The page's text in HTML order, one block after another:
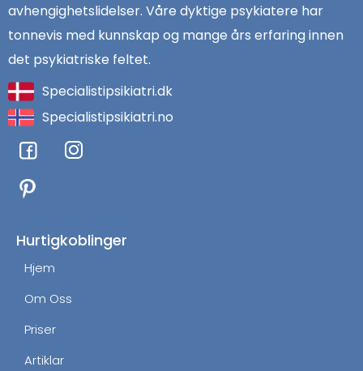
avhengighetslidelser. Våre dyktige psykiatere har
tonnevis med kunnskap og mange års erfaring innen
det psykiatriske feltet.
Specialistipsikiatri.dk
Specialistipsikiatri.no
F
a
c
e
o
k
I
n
g
Hurtigkoblinger
Hjem
Om Oss
Priser
Artiklar